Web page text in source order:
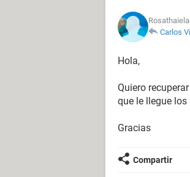
Carlos
Hola,
Quiero
que le llegue
Gracias
Compartir